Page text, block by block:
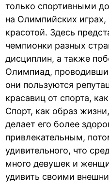
только спортивными
на Олимпийских играх,
красотой. Здесь
чемпионки разных
дисциплин, а также
Олимпиад,
они пользуются
красавиц от спорта,
Спорт, как образ
делает его более
привлекательным,
удивительного, что
много девушек и
удивить своими